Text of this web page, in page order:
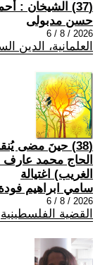
(37) الشيخان : أحمد الشرع ونعيم قاسم
حسن مدبولى
2026 / 8 / 6
العلمانية، الدين
(38) حينَ مضى
الحاج محمد
الغريب) اغتيالة
سامي ابراهيم
2026 / 8 / 6
القضية الفلسطينية